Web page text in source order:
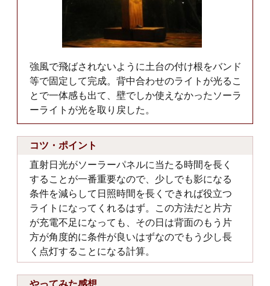
強風で飛ばされないように土台の付け根をバンド
等で固定して完成。背中合わせのライトが光るこ
とで一体感も出て、壁でしか使えなかったソーラ
ーライトが光を取り戻した。
コツ・ポイント
直射日光がソーラーパネルに当たる時間を長く
することが一番重要なので、少しでも影になる
条件を減らして日照時間を長くできれば役立つ
ライトになってくれるはず。この方法だと片方
が充電不足になっても、その日は背面のもう片
方が角度的に条件が良いはずなのでもう少し長
く点灯することになる計算。